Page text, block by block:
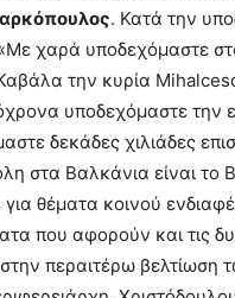
. Κατά την
χαρά υποδεχόμαστε
την κυρία
υποδεχόμαστε την
δεκάδες χιλιάδες
στα Βαλκάνια είναι το
θέματα κοινού
που αφορούν και τις
στην περαιτέρω